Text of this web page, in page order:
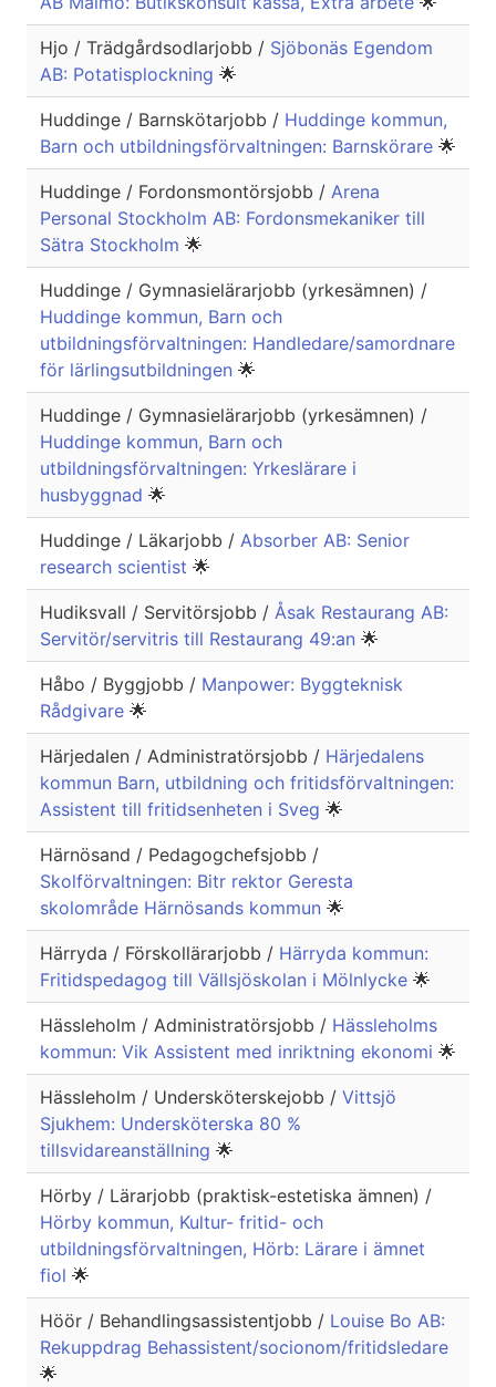
Hjo / Trädgårdsodlarjobb / Sjöbonäs Egendom
AB: Potatisplockning 🌟
Huddinge / Barnskötarjobb / Huddinge kommun,
Barn och utbildningsförvaltningen: Barnskörare 🌟
Huddinge / Fordonsmontörsjobb / Arena
Personal Stockholm AB: Fordonsmekaniker till
Sätra Stockholm 🌟
Huddinge / Gymnasielärarjobb (yrkesämnen) /
Huddinge kommun, Barn och
utbildningsförvaltningen: Handledare/samordnare
för lärlingsutbildningen 🌟
Huddinge / Gymnasielärarjobb (yrkesämnen) /
Huddinge kommun, Barn och
utbildningsförvaltningen: Yrkeslärare i
husbyggnad 🌟
Huddinge / Läkarjobb / Absorber AB: Senior
research scientist 🌟
Hudiksvall / Servitörsjobb / Åsak Restaurang AB:
Servitör/servitris till Restaurang 49:an 🌟
Håbo / Byggjobb / Manpower: Byggteknisk
Rådgivare 🌟
Härjedalen / Administratörsjobb / Härjedalens
kommun Barn, utbildning och fritidsförvaltningen:
Assistent till fritidsenheten i Sveg 🌟
Härnösand / Pedagogchefsjobb /
Skolförvaltningen: Bitr rektor Geresta
skolområde Härnösands kommun 🌟
Härryda / Förskollärarjobb / Härryda kommun:
Fritidspedagog till Vällsjöskolan i Mölnlycke 🌟
Hässleholm / Administratörsjobb / Hässleholms
kommun: Vik Assistent med inriktning ekonomi 🌟
Hässleholm / Undersköterskejobb / Vittsjö
Sjukhem: Undersköterska 80 %
tillsvidareanställning 🌟
Hörby / Lärarjobb (praktisk-estetiska ämnen) /
Hörby kommun, Kultur- fritid- och
utbildningsförvaltningen, Hörb: Lärare i ämnet
fiol 🌟
Höör / Behandlingsassistentjobb / Louise Bo AB:
Rekuppdrag Behassistent/socionom/fritidsledare
🌟